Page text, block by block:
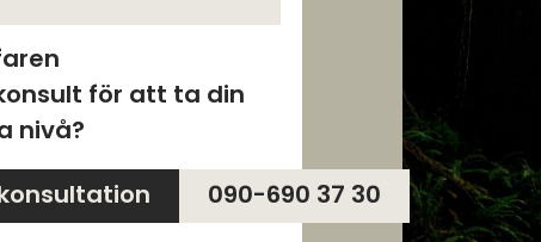
för att ta din
nivå?
090-690 37 30